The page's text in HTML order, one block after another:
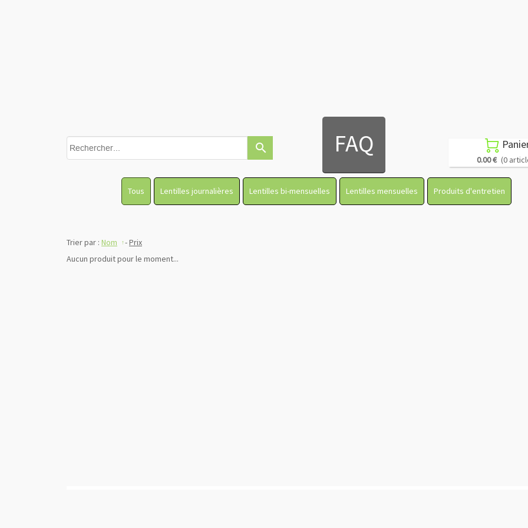
FAQ
search 
0.00 € (0
Tous Lentilles journalières Lentilles bi-mensuelles Lentilles mensuelles Produits d'entretien
Trier par : Nom -Prix
Aucun produit pour le moment...